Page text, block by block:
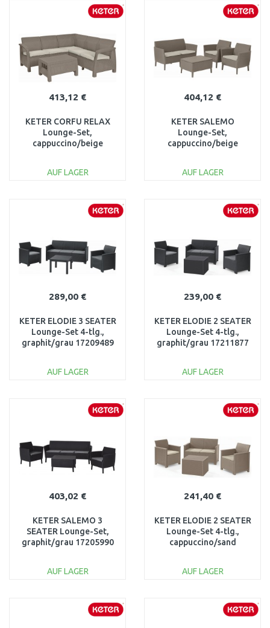
WARENKORB
WARENKORB
413,12 €
KETER CORFU RELAX
Lounge-Set,
cappuccino/beige
AUF LAGER
WARENKORB
404,12 €
KETER SALEMO
Lounge-Set,
cappuccino/beige
AUF LAGER
WARENKORB
289,00 €
KETER ELODIE 3 SEATER
Lounge-Set 4-tlg.,
graphit/grau 17209489
AUF LAGER
WARENKORB
239,00 €
KETER ELODIE 2 SEATER
Lounge-Set 4-tlg.,
graphit/grau 17211877
AUF LAGER
WARENKORB
403,02 €
KETER SALEMO 3
SEATER Lounge-Set,
graphit/grau 17205990
AUF LAGER
WARENKORB
241,40 €
KETER ELODIE 2 SEATER
Lounge-Set 4-tlg.,
cappuccino/sand
AUF LAGER
WARENKORB